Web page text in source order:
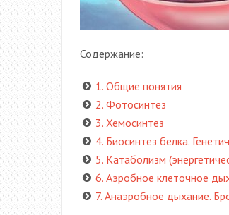
Содержание:
1. Общие понятия
2. Фотосинтез
3. Хемосинтез
4. Биосинтез белка.
5. Катаболизм
6. Аэробное клеточное
7. Анаэробное дыхание.